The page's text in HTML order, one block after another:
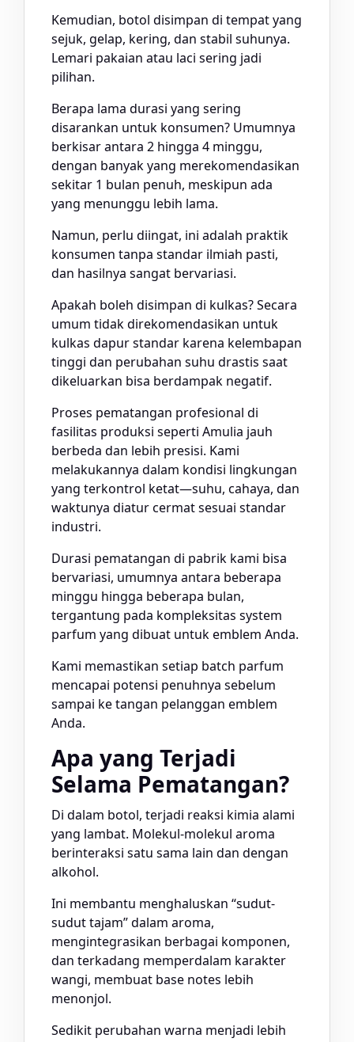
Kemudian, botol disimpan di tempat yang
sejuk, gelap, kering, dan stabil suhunya.
Lemari pakaian atau laci sering jadi
pilihan.
Berapa lama durasi yang sering
disarankan untuk konsumen? Umumnya
berkisar antara 2 hingga 4 minggu,
dengan banyak yang merekomendasikan
sekitar 1 bulan penuh, meskipun ada
yang menunggu lebih lama.
Namun, perlu diingat, ini adalah praktik
konsumen tanpa standar ilmiah pasti,
dan hasilnya sangat bervariasi.
Apakah boleh disimpan di kulkas? Secara
umum tidak direkomendasikan untuk
kulkas dapur standar karena kelembapan
tinggi dan perubahan suhu drastis saat
dikeluarkan bisa berdampak negatif.
Proses pematangan profesional di
fasilitas produksi seperti Amulia jauh
berbeda dan lebih presisi. Kami
melakukannya dalam kondisi lingkungan
yang terkontrol ketat—suhu, cahaya, dan
waktunya diatur cermat sesuai standar
industri.
Durasi pematangan di pabrik kami bisa
bervariasi, umumnya antara beberapa
minggu hingga beberapa bulan,
tergantung pada kompleksitas system
parfum yang dibuat untuk emblem Anda.
Kami memastikan setiap batch parfum
mencapai potensi penuhnya sebelum
sampai ke tangan pelanggan emblem
Anda.
Apa yang Terjadi
Selama Pematangan?
Di dalam botol, terjadi reaksi kimia alami
yang lambat. Molekul-molekul aroma
berinteraksi satu sama lain dan dengan
alkohol.
Ini membantu menghaluskan “sudut-
sudut tajam” dalam aroma,
mengintegrasikan berbagai komponen,
dan terkadang memperdalam karakter
wangi, membuat base notes lebih
menonjol.
Sedikit perubahan warna menjadi lebih